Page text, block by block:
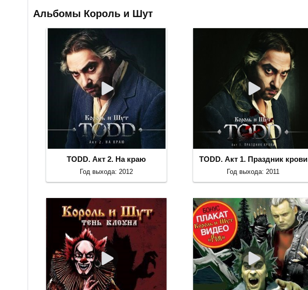
Альбомы Король и Шут
TODD. Акт 2. На краю
Год выхода: 2012
TODD. Акт 1. Праздник крови
Год выхода: 2011